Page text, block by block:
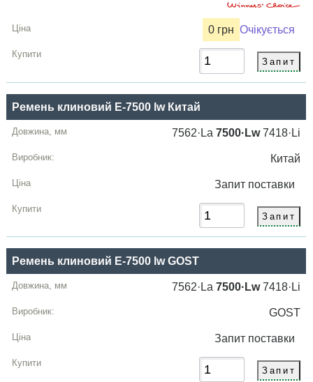
0 грн Очікується
Ремень клиновий E-7500 lw Китай
7562·La7500·Lw7418·Li
Китай
Запит поставки
Ремень клиновий E-7500 lw GOST
7562·La7500·Lw7418·Li
GOST
Запит поставки